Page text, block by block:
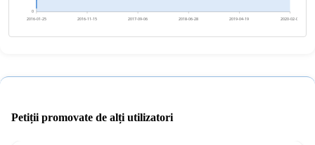
0
2016-01-25 2016-11-15 2017-09-06 2018-06-28 2019-04-19 2020-02-08
Petiții promovate de alți utilizatori